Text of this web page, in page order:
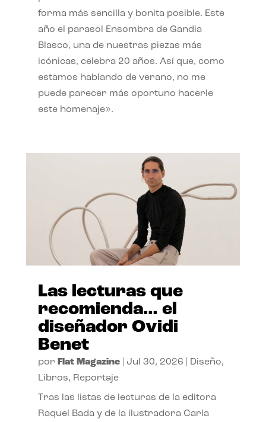
forma más sencilla y bonita posible. Este
año el parasol Ensombra de Gandia
Blasco, una de nuestras piezas más
icónicas, celebra 20 años. Así que, como
estamos hablando de verano, no me
puede parecer más oportuno hacerle
este homenaje».
Las lecturas que
recomienda… el
diseñador Ovidi
Benet
por Flat Magazine| Jul 30, 2026 Diseño,
Libros, Reportaje
Tras las listas de lecturas de la editora
Raquel Bada y de la ilustradora Carla